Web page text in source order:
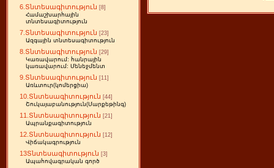
6.Տնտեսագիտություն [8]
Համաշխարհային
տնտեսագիտություն
7.Տնտեսագիտություն [23]
Ազգային տնտեսագիտություն
8.Տնտեսագիտություն [29]
Կառավարում: հանրային
կառավարում: Մենեջմենտ
9.Տնտեսագիտություն [11]
Առևտուր(կոմերցիա)
10.Տնտեսագիտություն [44]
Շուկայաբանություն(Մարքեթինգ)
11.Տնտեսագիտություն [21]
Ապրանքագիտություն
12.Տնտեսագիտություն [12]
Վիճակագրություն
13Տնտեսագիտություն [3]
Ապահովագրական գործ